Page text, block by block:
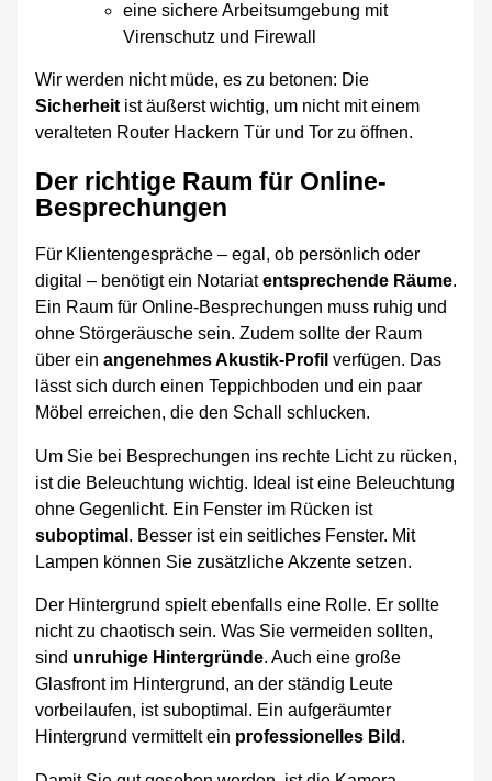
eine sichere Arbeitsumgebung mit
Virenschutz und Firewall
Wir werden nicht müde, es zu betonen: Die
Sicherheitist äußerst wichtig, um nicht mit einem
veralteten Router Hackern Tür und Tor zu öffnen.
Der richtige Raum für Online-
Besprechungen
Für Klientengespräche – egal, ob persönlich oder
digital – benötigt ein Notariatentsprechende Räume.
Ein Raum für Online-Besprechungen muss ruhig und
ohne Störgeräusche sein. Zudem sollte der Raum
über ein angenehmes Akustik-Profil verfügen. Das
lässt sich durch einen Teppichboden und ein paar
Möbel erreichen, die den Schall schlucken.
Um Sie bei Besprechungen ins rechte Licht zu rücken,
ist die Beleuchtung wichtig. Ideal ist eine Beleuchtung
ohne Gegenlicht. Ein Fenster im Rücken ist
suboptimal . Besser ist ein seitliches Fenster. Mit
Lampen können Sie zusätzliche Akzente setzen.
Der Hintergrund spielt ebenfalls eine Rolle. Er sollte
nicht zu chaotisch sein. Was Sie vermeiden sollten,
sind unruhige Hintergründe. Auch eine große
Glasfront im Hintergrund, an der ständig Leute
vorbeilaufen, ist suboptimal. Ein aufgeräumter
Hintergrund vermittelt ein professionelles Bild .